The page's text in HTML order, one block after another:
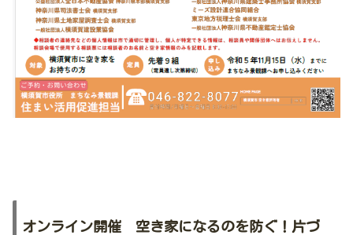
オンライン開催 空き家になるのを防ぐ！片づ